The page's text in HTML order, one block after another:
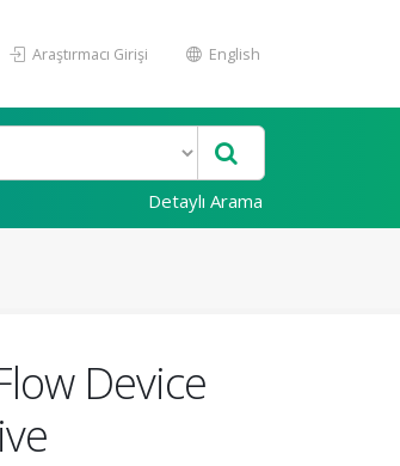
Araştırmacı Girişi English
Detaylı Arama
Device